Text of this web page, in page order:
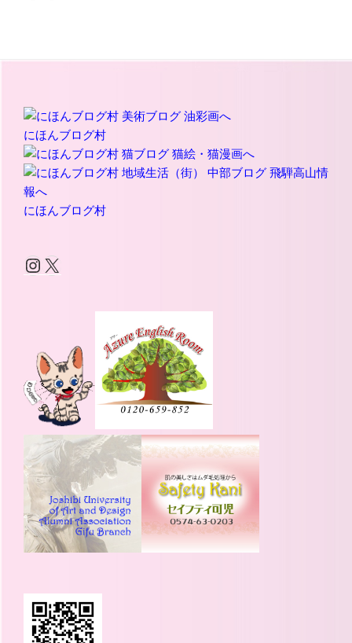
にほんブログ村
にほんブログ村
Instagram
X